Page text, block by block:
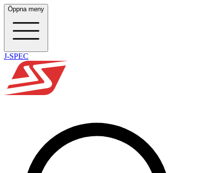
Öppna meny
J-SPEC